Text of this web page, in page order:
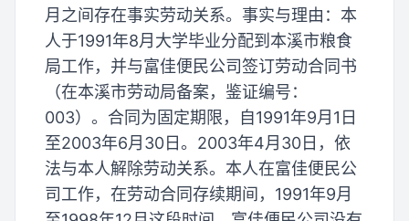
月之间存在事实劳动关系。事实与理由：本
人于1991年8月大学毕业分配到本溪市粮食
局工作，并与富佳便民公司签订劳动合同书
（在本溪市劳动局备案，鉴证编号：
003）。合同为固定期限，自1991年9月1日
至2003年6月30日。2003年4月30日，依
法与本人解除劳动关系。本人在富佳便民公
司工作，在劳动合同存续期间，1991年9月